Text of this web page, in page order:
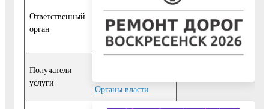
Ответственный
орган
имущественных
отношений
Получатели
услуги
Органы власти